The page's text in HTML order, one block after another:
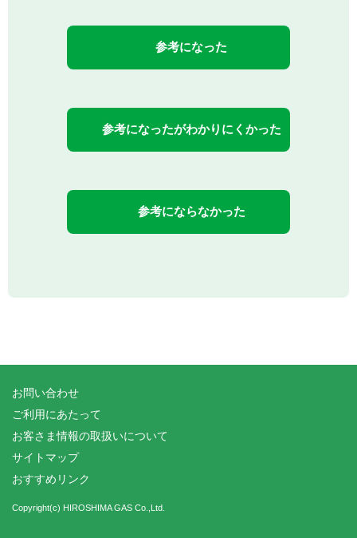
参考になった
参考になったがわかりにくかった
参考にならなかった
お問い合わせ
ご利用にあたって
お客さま情報の取扱いについて
サイトマップ
おすすめリンク
Copyright(c) HIROSHIMA GAS Co.,Ltd.